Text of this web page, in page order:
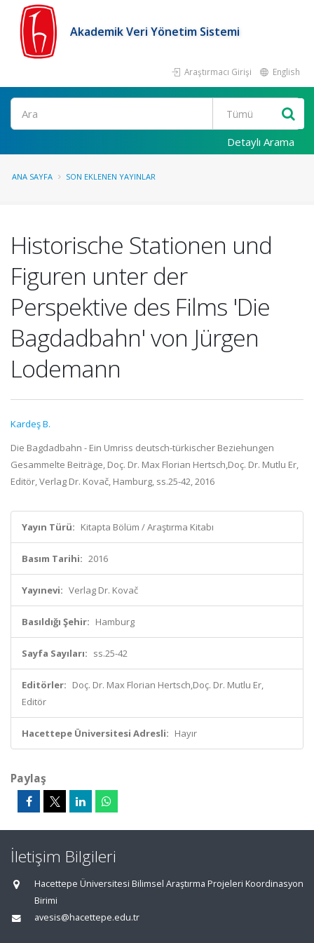
Akademik Veri Yönetim Sistemi
Araştırmacı Girişi English
Ara
Detaylı Arama
ANA SAYFA SON EKLENEN YAYINLAR
Historische Stationen und
Figuren unter der
Perspektive des Films 'Die
Bagdadbahn' von Jürgen
Lodemann
Kardeş B.
Die Bagdadbahn - Ein Umriss deutsch-türkischer Beziehungen
Gesammelte Beiträge, Doç. Dr. Max Florian Hertsch,Doç. Dr. Mutlu Er,
Editör, Verlag Dr. Kovač, Hamburg, ss.25-42, 2016
Yayın Türü: Kitapta Bölüm / Araştırma Kitabı
Basım Tarihi: 2016
Yayınevi: Verlag Dr. Kovač
Basıldığı Şehir: Hamburg
Sayfa Sayıları: ss.25-42
Editörler: Doç. Dr. Max Florian Hertsch,Doç. Dr. Mutlu Er,
Editör
Hacettepe Üniversitesi Adresli: Hayır
Paylaş
İletişim Bilgileri
Hacettepe Üniversitesi Bilimsel Araştırma Projeleri Koordinasyon
Birimi
avesis@hacettepe.edu.tr